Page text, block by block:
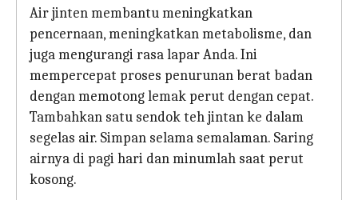
Air jinten membantu meningkatkan
pencernaan, meningkatkan metabolisme, dan
juga mengurangi rasa lapar Anda. Ini
mempercepat proses penurunan berat badan
dengan memotong lemak perut dengan cepat.
Tambahkan satu sendok teh jintan ke dalam
segelas air. Simpan selama semalaman. Saring
airnya di pagi hari dan minumlah saat perut
kosong.